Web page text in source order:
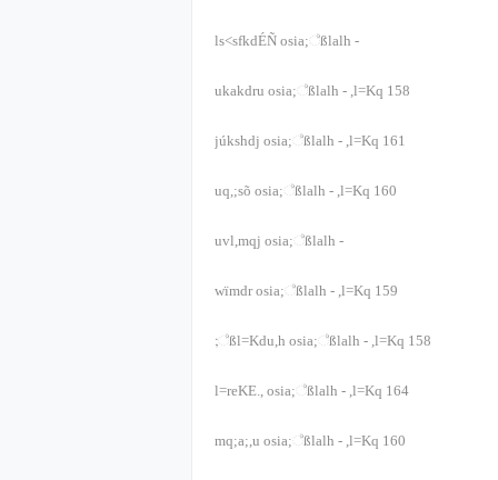
ls<sfkdÉÑ osia;‍්‍ßlalh -
ukakdru osia;‍්‍ßlalh - ,l=Kq 158
júkshdj osia;‍්‍ßlalh - ,l=Kq 161
uq,;sõ osia;‍්‍ßlalh - ,l=Kq 160
uvl,mqj osia;‍්‍ßlalh -
wïmdr osia;‍්‍ßlalh - ,l=Kq 159
;‍්‍ßl=Kdu,h osia;‍්‍ßlalh - ,l=Kq 158
l=reKE., osia;‍්‍ßlalh - ,l=Kq 164
mq;a;,u osia;‍්‍ßlalh - ,l=Kq 160